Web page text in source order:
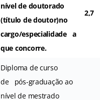
nível de doutorado
(título de doutor)no
cargo/especialidade a
que concorre.
2,7
Diploma de curso
de pós-graduação ao
nível de mestrado